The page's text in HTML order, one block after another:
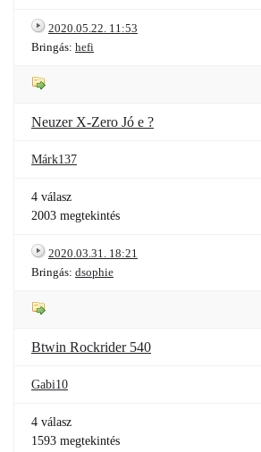
2020.05.22. 11:53
Bringás: hefi
Neuzer X-Zero Jó e ?
Márk137
4 válasz
2003 megtekintés
2020.03.31. 18:21
Bringás: dsophie
Btwin Rockrider 540
Gabi10
4 válasz
1593 megtekintés